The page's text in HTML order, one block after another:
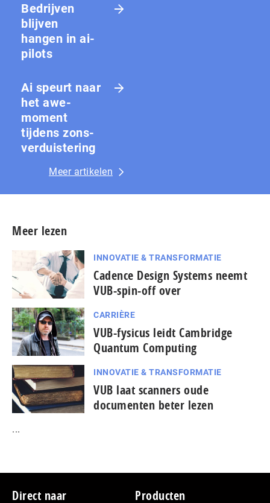
Bedrijven
blijven
hangen in ai-
pilots
Ai speurt naar
het awe-
moment
tijdens zons­
ver­duis­te­ring
Meer artikelen
Meer lezen
INNOVATIE & TRANSFORMATIE
Cadence Design Systems neemt
VUB-spin-off over
CARRIÈRE
VUB-fysicus leidt Cambridge
Quantum Computing
INNOVATIE & TRANSFORMATIE
VUB laat scanners oude
documenten beter lezen
...
Footer
Direct naar Producten